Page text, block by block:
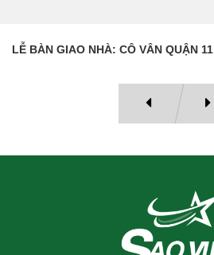
LỄ BÀN GIAO NHÀ: CÔ VÂN QUẬN 11